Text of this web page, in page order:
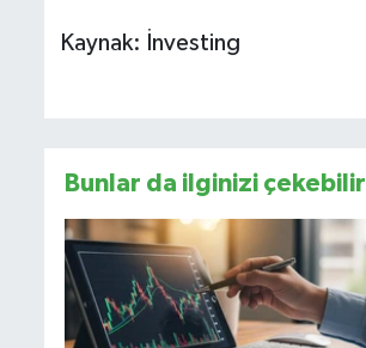
Kaynak: İnvesting
Bunlar da ilginizi çekebilir